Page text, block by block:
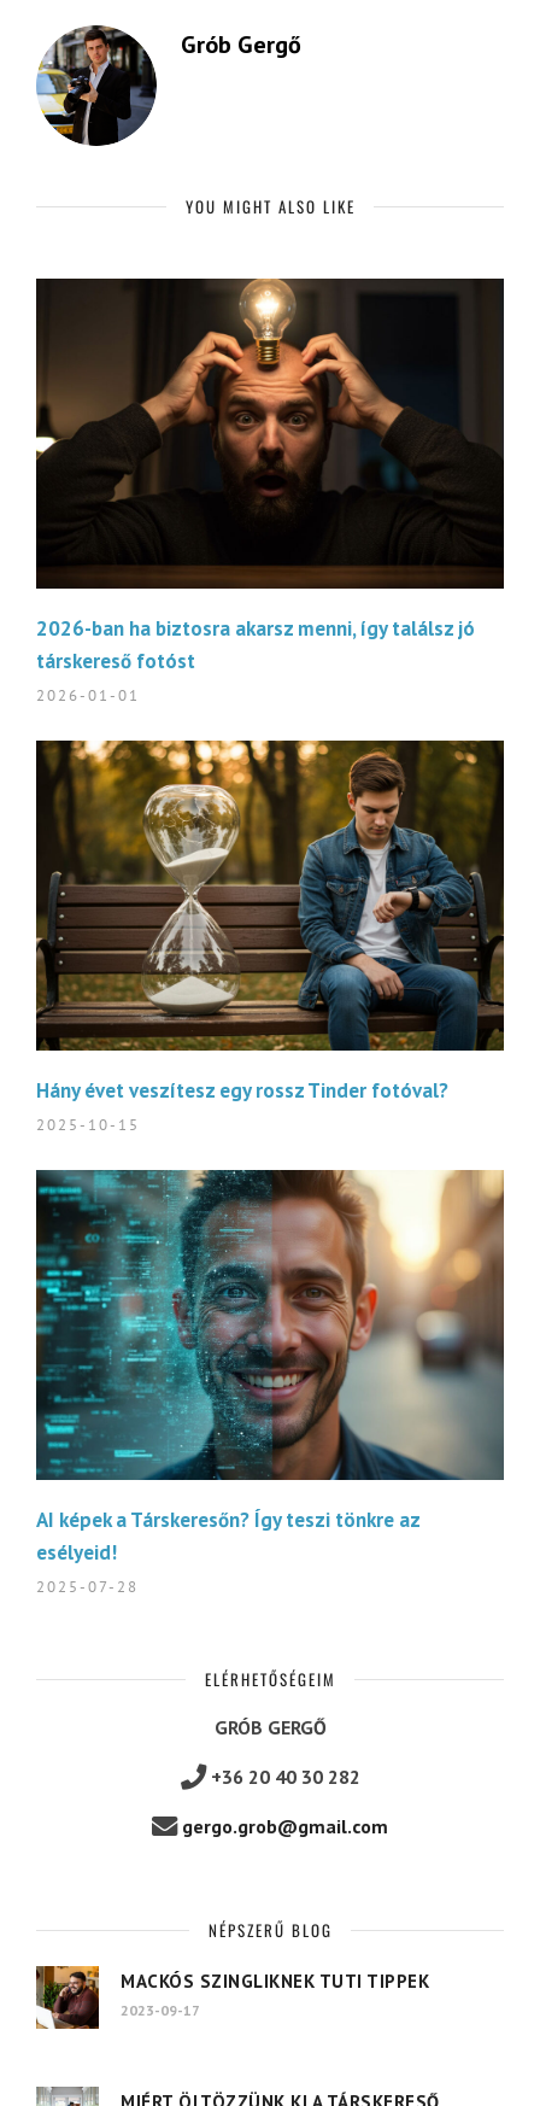
Grób Gergő
YOU MIGHT ALSO LIKE
2026-ban ha biztosra akarsz menni, így találsz jó
társkereső fotóst
2026-01-01
Hány évet veszítesz egy rossz Tinder fotóval?
2025-10-15
AI képek a Társkeresőn? Így teszi tönkre az
esélyeid!
2025-07-28
ELÉRHETŐSÉGEIM
GRÓB GERGŐ
+36 20 40 30 282
gergo.grob@gmail.com
NÉPSZERŰ BLOG
MACKÓS SZINGLIKNEK TUTI TIPPEK
2023-09-17